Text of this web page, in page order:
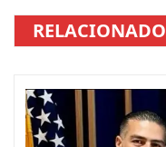
RELACIONADO